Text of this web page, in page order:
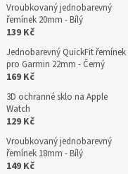
Vroubkovaný jednobarevný
řemínek 20mm - Bílý
139 Kč
Jednobarevný QuickFit řemínek
pro Garmin 22mm - Černý
169 Kč
3D ochranné sklo na Apple
Watch
129 Kč
Vroubkovaný jednobarevný
řemínek 18mm - Bílý
149 Kč